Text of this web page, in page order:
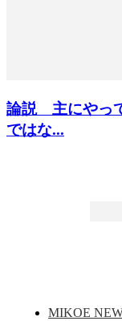
論説 主にやっ
ではな...
MIKOE